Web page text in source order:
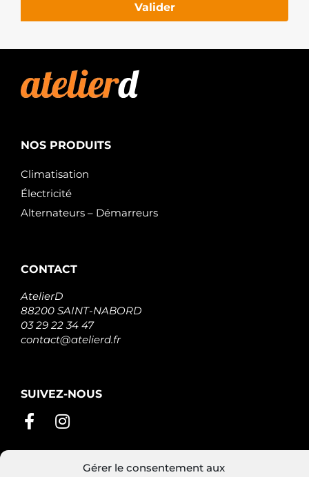
Gérer le consentement aux
Valider
NOS PRODUITS
Climatisation
Électricité
Alternateurs – Démarreurs
CONTACT
AtelierD
88200 SAINT-NABORD
03 29 22 34 47
contact@atelierd.fr
SUIVEZ-NOUS